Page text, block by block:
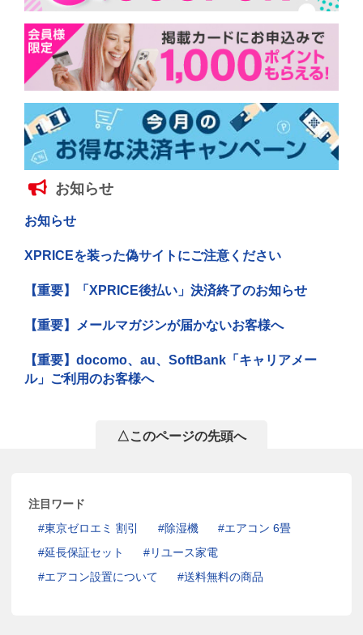
お知らせ
お知らせ
XPRICEを装った偽サイトにご注意ください
【重要】「XPRICE後払い」決済終了のお知らせ
【重要】メールマガジンが届かないお客様へ
【重要】docomo、au、SoftBank「キャリアメー
ル」ご利用のお客様へ
△このページの先頭へ
注目ワード
東京ゼロエミ 割引
除湿機
エアコン 6畳
延長保証セット
リユース家電
エアコン設置について
送料無料の商品